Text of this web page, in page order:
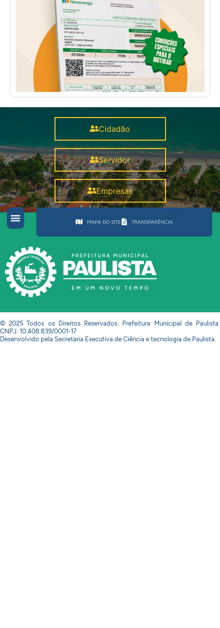
Cidadão
Servidor
Empresas
MAPA DO SITE TRANSPARÊNCIA
© 2025 Todos os Direitos Reservados. Prefeitura Municipal de Paulista.
CNPJ: 10.408.839/0001-17
Desenvolvido pela Secretaria Executiva de Ciência e tecnologia de Paulista.